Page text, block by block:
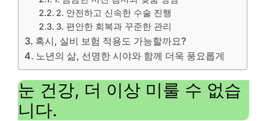
2. 안전하고 신속한 수술 진행
3. 편안한 회복과 꾸준한 관리
혹시, 실비 보험 적용도 가능할까요?
노년의 삶, 선명한 시야와 함께 더욱 풍요롭게
눈 건강, 더 이상 미룰 수 없습
니다.